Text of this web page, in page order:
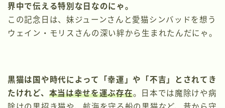
界中で伝える特別な日なのにゃ。
この記念日は、妹ジューンさんと愛猫シンバッドを想う
ウェイン・モリスさんの深い絆から生まれたんだにゃ。
黒猫は国や時代によって「幸運」や「不吉」とされてき
たけれど、 本当は幸せを運ぶ存在。日本では魔除けや病